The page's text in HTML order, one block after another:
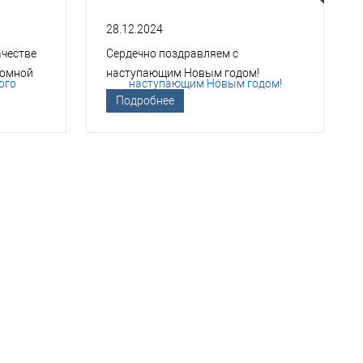
28.12.2024
Сердечно поздравляем с
наступающим Новым годом!
Подробнее